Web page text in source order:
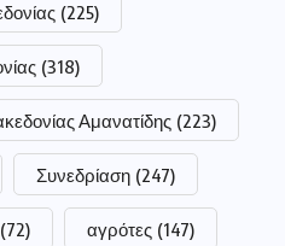
(225)
(318)
Αμανατίδης (223)
Συνεδρίαση (247)
(72) αγρότες (147)